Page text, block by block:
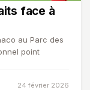
face à
au Parc des
point
24 février 2026